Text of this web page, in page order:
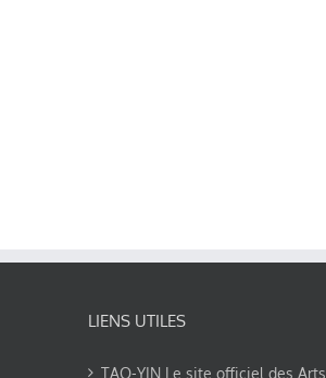
LIENS UTILES
TAO-YIN Le site officiel des Arts